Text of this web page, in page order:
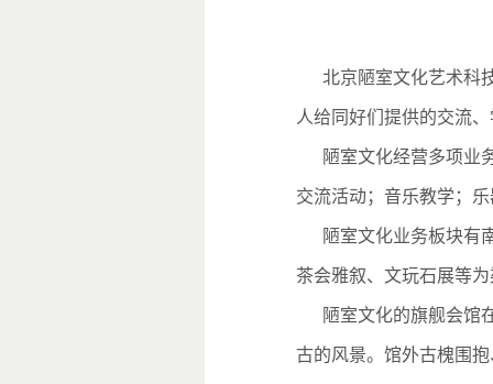
北京陋室文化艺术科
人给同好们提供的交流
陋室文化经营多项业
交流活动；音乐教学；
陋室文化业务板块有
茶会雅叙、文玩石展等
陋室文化的旗舰会馆
古的风景。馆外古槐围